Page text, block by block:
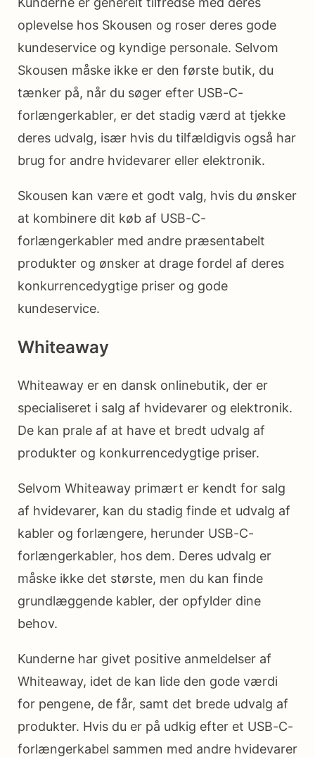
oplevelse hos Skousen og roser deres gode
kundeservice og kyndige personale. Selvom
Skousen måske ikke er den første butik, du
tænker på, når du søger efter USB-C-
forlængerkabler, er det stadig værd at tjekke
deres udvalg, især hvis du tilfældigvis også har
brug for andre hvidevarer eller elektronik.
Skousen kan være et godt valg, hvis du ønsker
at kombinere dit køb af USB-C-
forlængerkabler med andre præsentabelt
produkter og ønsker at drage fordel af deres
konkurrencedygtige priser og gode
kundeservice.
Whiteaway
Whiteaway er en dansk onlinebutik, der er
specialiseret i salg af hvidevarer og elektronik.
De kan prale af at have et bredt udvalg af
produkter og konkurrencedygtige priser.
Selvom Whiteaway primært er kendt for salg
af hvidevarer, kan du stadig finde et udvalg af
kabler og forlængere, herunder USB-C-
forlængerkabler, hos dem. Deres udvalg er
måske ikke det største, men du kan finde
grundlæggende kabler, der opfylder dine
behov.
Kunderne har givet positive anmeldelser af
Whiteaway, idet de kan lide den gode værdi
for pengene, de får, samt det brede udvalg af
produkter. Hvis du er på udkig efter et USB-C-
forlængerkabel sammen med andre hvidevarer